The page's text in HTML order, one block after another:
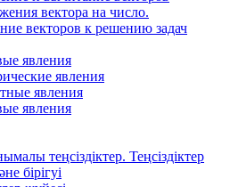
вектора на число.
векторов к решению задач
явления
явления
явления
явления
теңсіздіктер. Теңсіздіктер
бірігуі